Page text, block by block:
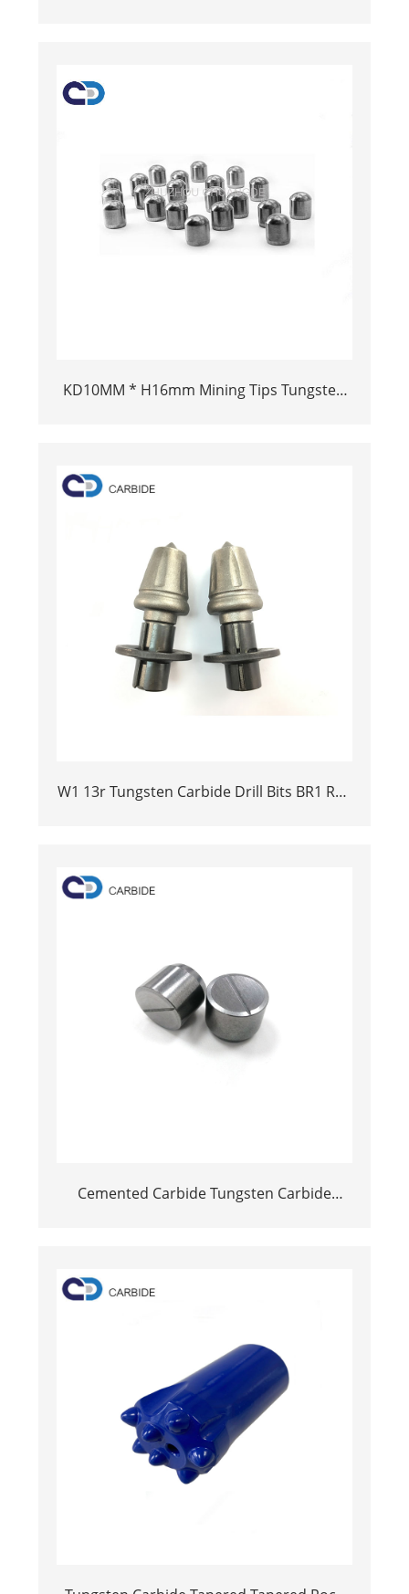
KD10MM * H16mm Mining Tips Tungsten
W1 13r Tungsten Carbide Drill Bits BR1 RT2
Cemented Carbide Tungsten Carbide